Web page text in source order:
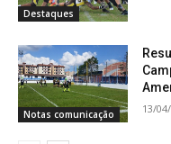
Destaques
Notas comunicação 13/